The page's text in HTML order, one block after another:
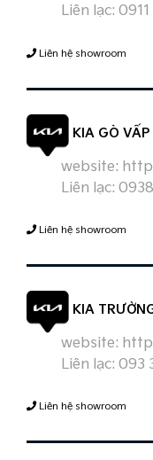
Liên lạc:
Liên hệ showroom
KIA GÒ VẤP
website:
Liên lạc:
Liên hệ showroom
KIA
website:
Liên lạc: 093
Liên hệ showroom